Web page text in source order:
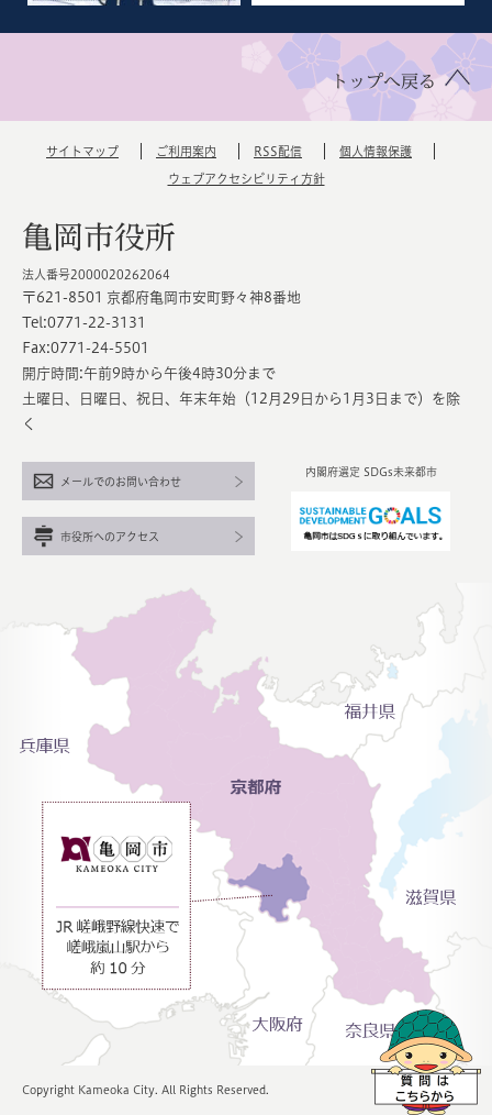
トップへ戻る
サイトマップ ご利用案内 RSS配信 個人情報保護
ウェブアクセシビリティ方針
亀岡市役所
法人番号2000020262064
〒621-8501 京都府亀岡市安町野々神8番地
Tel:0771-22-3131
Fax:0771-24-5501
開庁時間:午前9時から午後4時30分まで
土曜日、日曜日、祝日、年末年始（12月29日から1月3日まで）を除
く
内閣府選定 SDGs未来都市
メールでのお問い合わせ
市役所へのアクセス
Copyright Kameoka City. All Rights Reserved.